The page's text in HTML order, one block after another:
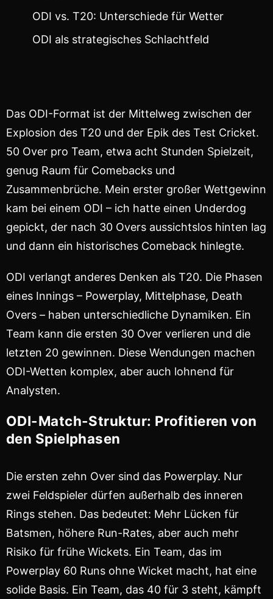
ODI vs. T20: Unterschiede für Wetter
ODI als strategisches Schlachtfeld
Das ODI-Format ist der Mittelweg zwischen der
Explosion des T20 und der Epik des Test Cricket.
50 Over pro Team, etwa acht Stunden Spielzeit,
genug Raum für Comebacks und
Zusammenbrüche. Mein erster großer Wettgewinn
kam bei einem ODI – ich hatte einen Underdog
gepickt, der nach 30 Overs aussichtslos hinten lag
und dann ein historisches Comeback hinlegte.
ODI verlangt anderes Denken als T20. Die Phasen
eines Innings – Powerplay, Mittelphase, Death
Overs – haben unterschiedliche Dynamiken. Ein
Team kann die ersten 30 Over verlieren und die
letzten 20 gewinnen. Diese Wendungen machen
ODI-Wetten komplex, aber auch lohnend für
Analysten.
ODI-Match-Struktur: Profitieren von
den Spielphasen
Die ersten zehn Over sind das Powerplay. Nur
zwei Feldspieler dürfen außerhalb des inneren
Rings stehen. Das bedeutet: Mehr Lücken für
Batsmen, höhere Run-Rates, aber auch mehr
Risiko für frühe Wickets. Ein Team, das im
Powerplay 60 Runs ohne Wicket macht, hat eine
solide Basis. Ein Team, das 40 für 3 steht, kämpft